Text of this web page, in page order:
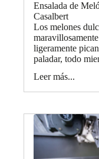
Ensalada de
Casalbert
Los melones
ligeramente
paladar, todo
Leer más...